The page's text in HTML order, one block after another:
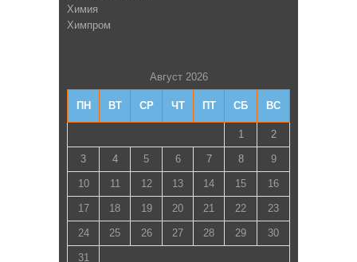
Химия
Химпром
Август 2026
ПН ВТ СР ЧТ ПТ СБ ВС
1 2
3 4 5 6 7 8 9
10 11 12 13 14 15 16
17 18 19 20 21 22 23
24 25 26 27 28 29 30
31